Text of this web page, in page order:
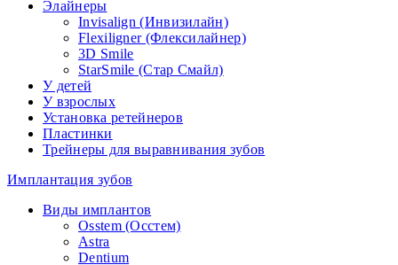
Элайнеры
Invisalign (Инвизилайн)
Flexiligner (Флексилайнер)
3D Smile
StarSmile (Стар Смайл)
У детей
У взрослых
Установка ретейнеров
Пластинки
Трейнеры для выравнивания зубов
Имплантация зубов
Виды имплантов
Osstem (Осстем)
Astra
Dentium